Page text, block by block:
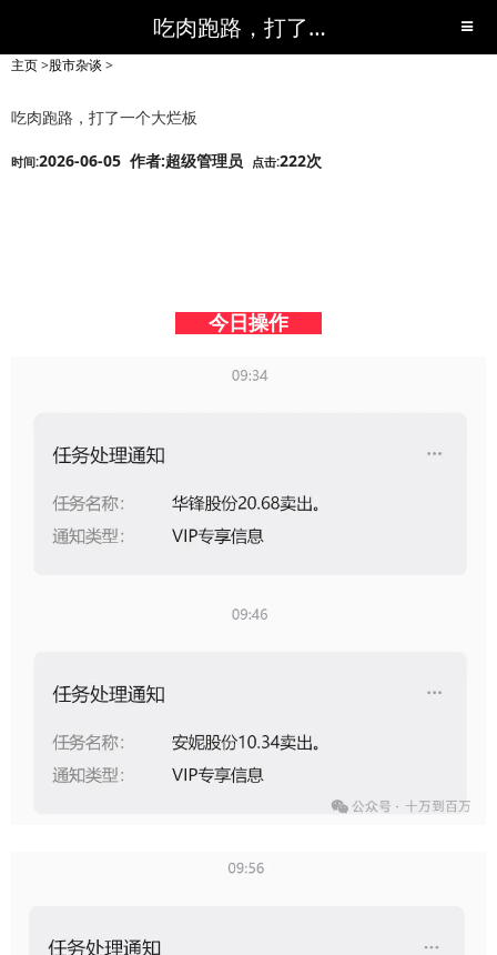
吃肉跑路，打了一个大烂板-股市杂谈-短线黑马,短线股票,短线炒股,实战,荐股,操盘,超级短线,令人叹为观止的短线炒股!-超级短线
主页>股市杂谈 >
吃肉跑路，打了一个大烂板
时间:2026-06-05 作者:超级管理员 点击:222次
今日操作